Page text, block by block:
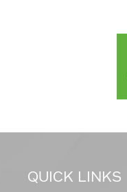
QUICK LINKS